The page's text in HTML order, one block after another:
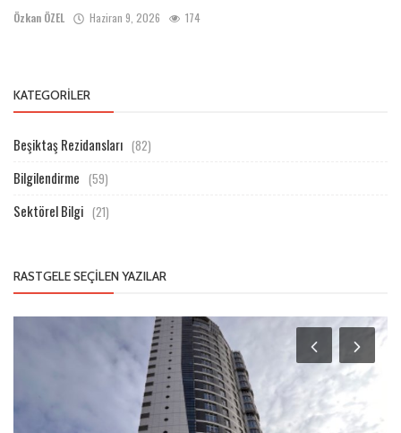
Özkan ÖZEL Haziran 9, 2026 174
KATEGORILER
Beşiktaş Rezidansları (82)
Bilgilendirme (59)
Sektörel Bilgi (21)
RASTGELE SEÇILEN YAZILAR